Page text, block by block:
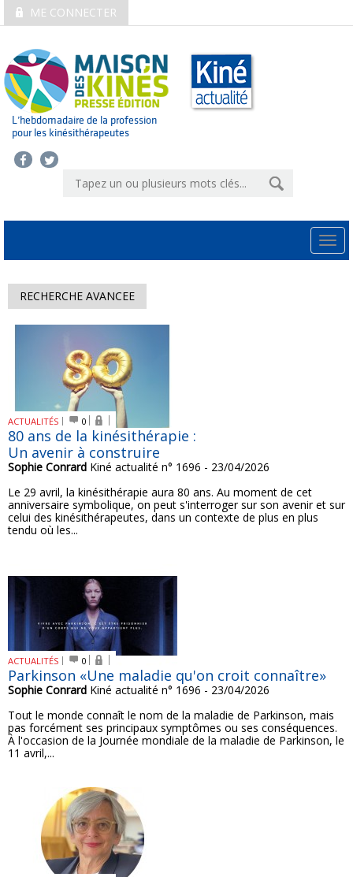
ME CONNECTER
L’hebdomadaire de la profession
pour les kinésithérapeutes
RECHERCHE AVANCEE
ACTUALITÉS 0
80 ans de la kinésithérapie :
Un avenir à construire
Sophie Conrard Kiné actualité n° 1696 - 23/04/2026
Le 29 avril, la kinésithérapie aura 80 ans. Au moment de cet
anniversaire symbolique, on peut s'interroger sur son avenir et sur
celui des kinésithérapeutes, dans un contexte de plus en plus
tendu où les...
ACTUALITÉS 0
Parkinson «Une maladie qu'on croit connaître»
Sophie Conrard Kiné actualité n° 1696 - 23/04/2026
Tout le monde connaît le nom de la maladie de Parkinson, mais
pas forcément ses principaux symptômes ou ses conséquences.
À l'occasion de la Journée mondiale de la maladie de Parkinson, le
11 avril,...